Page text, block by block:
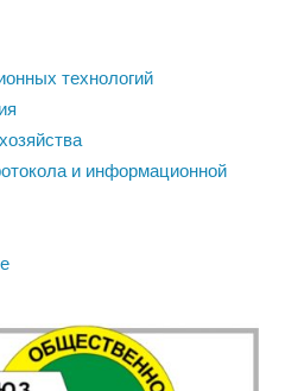
технологий
и информационной